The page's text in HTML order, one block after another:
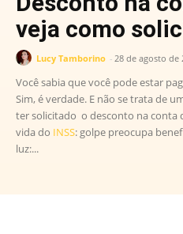
veja como
Lucy Tamborino - 28 de agosto de
Você sabia que você pode estar
Sim, é verdade. E não se trata de
ter solicitado o desconto na conta
vida do INSS: golpe preocupa
luz:...